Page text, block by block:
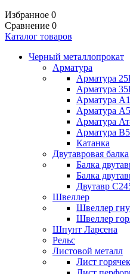
Избранное 0
Сравнение 0
Каталог товаров
Черный металлопрокат
Арматура
Арматура
Арматура
Арматура
Арматура
Арматура
Арматура
Катанка
Двутавровая балка
Балка
Балка
Двутавр
Швеллер
Швеллер
Швеллер
Шпунт Ларсена
Рельс
Листовой металл
Лист